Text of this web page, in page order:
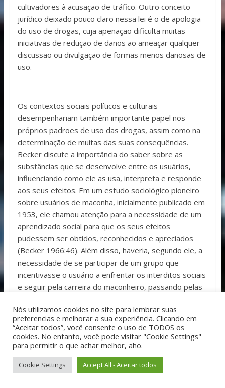
cultivadores à acusação de tráfico. Outro conceito
jurídico deixado pouco claro nessa lei é o de apologia
do uso de drogas, cuja apenação dificulta muitas
iniciativas de redução de danos ao ameaçar qualquer
discussão ou divulgação de formas menos danosas de
uso.
Os contextos sociais políticos e culturais
desempenhariam também importante papel nos
próprios padrões de uso das drogas, assim como na
determinação de muitas das suas consequências.
Becker discute a importância do saber sobre as
substâncias que se desenvolve entre os usuários,
influenciando como ele as usa, interpreta e responde
aos seus efeitos. Em um estudo sociológico pioneiro
sobre usuários de maconha, inicialmente publicado em
1953, ele chamou atenção para a necessidade de um
aprendizado social para que os seus efeitos
pudessem ser obtidos, reconhecidos e apreciados
(Becker 1966:46). Além disso, haveria, segundo ele, a
necessidade de se participar de um grupo que
incentivasse o usuário a enfrentar os interditos sociais
e seguir pela carreira do maconheiro, passando pelas
(Becker 1976:60).
Uma vez que a difusão do saber sobre as drogas é
função da organização social dos grupos em que as
drogas são usadas, os efeitos do uso refletirão ou
Nós utilizamos cookies no site para lembrar suas
preferencias e melhorar a sua experiência. Clicando em
“Aceitar todos”, você consente o uso de TODOS os
cookies. No entanto, você pode visitar "Cookie Settings"
para permitir o que achar melhor, aho.
Cookie Settings Accept All - Aceitar todos